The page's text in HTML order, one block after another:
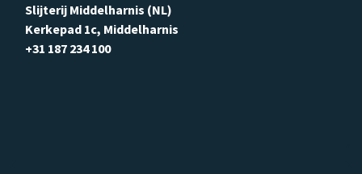
Slijterij Middelharnis (NL)
Kerkepad 1c, Middelharnis
+31 187 234 100